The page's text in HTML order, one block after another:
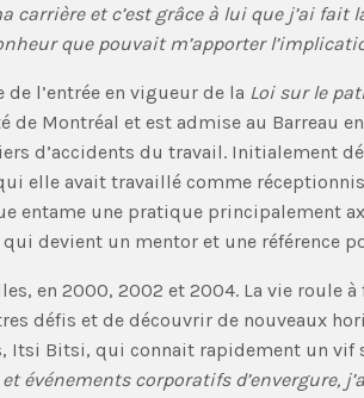
et c’est grâce à lui que j’ai fait
que pouvait m’apporter
l’entrée en vigueur de la Loi sur le
de Montréal et est admise au Barreau
d’accidents du travail. Initialement
elle avait travaillé comme
entame une pratique principalement
devient un mentor et une référence
en 2000, 2002 et 2004. La vie roule
défis et de découvrir de nouveaux
Itsi Bitsi, qui connait rapidement un vif
corporatifs d’envergure,